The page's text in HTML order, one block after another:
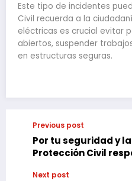
Este tipo de incidentes
Civil recuerda a la
eléctricas es crucial evitar
abiertos, suspender
en estructuras seguras.
Previous post
Por tu seguridad y
Protección Civil
Next post